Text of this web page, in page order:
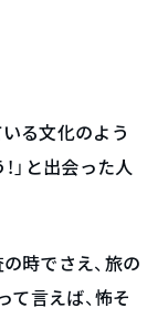
る文化のよう
」と出会った人
時でさえ、旅の
て言えば、怖そ